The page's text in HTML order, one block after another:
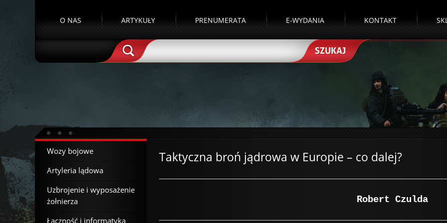
O NAS ARTYKUŁY PRENUMERATA E-WYDANIA KONTAKT
Taktyczna broń jądrowa w Europie – co dalej?
Robert Czulda
Wozy bojowe
Artyleria lądowa
Uzbrojenie i wyposażenie
żołnierza
Łączność i informatyka